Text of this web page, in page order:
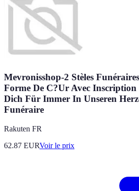
Mevronisshop-2 Stèles
Forme De C?Ur Avec Inscription
Dich Für Immer In Unseren
Funéraire
Rakuten FR
62.87 EURVoir le prix